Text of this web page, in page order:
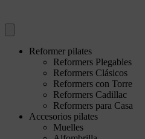
Reformer pilates
Reformers Plegables
Reformers Clásicos
Reformers con Torre
Reformers Cadillac
Reformers para Casa
Accesorios pilates
Muelles